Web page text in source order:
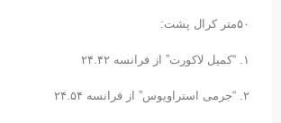
۵۰متر کرال پشت:
٢. “جرمی استراویوس” از فرانسه ٢۴.۵۴